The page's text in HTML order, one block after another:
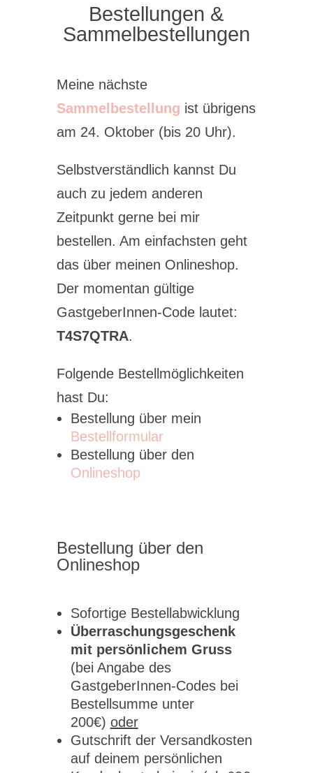
Bestellungen &
Sammelbestellungen
Meine nächste
Sammelbestellung ist übrigens
am 24. Oktober (bis 20 Uhr).
Selbstverständlich kannst Du
auch zu jedem anderen
Zeitpunkt gerne bei mir
bestellen. Am einfachsten geht
das über meinen Onlineshop.
Der momentan gültige
GastgeberInnen-Code lautet:
T4S7QTRA.
Folgende Bestellmöglichkeiten
hast Du:
Bestellung über mein
Bestellformular
Bestellung über den
Onlineshop
Bestellung über den
Onlineshop
Sofortige Bestellabwicklung
Überraschungsgeschenk
mit persönlichem Gruss
(bei Angabe des
GastgeberInnen-Codes bei
Bestellsumme unter
200€) oder
Gutschrift der Versandkosten
auf deinem persönlichen